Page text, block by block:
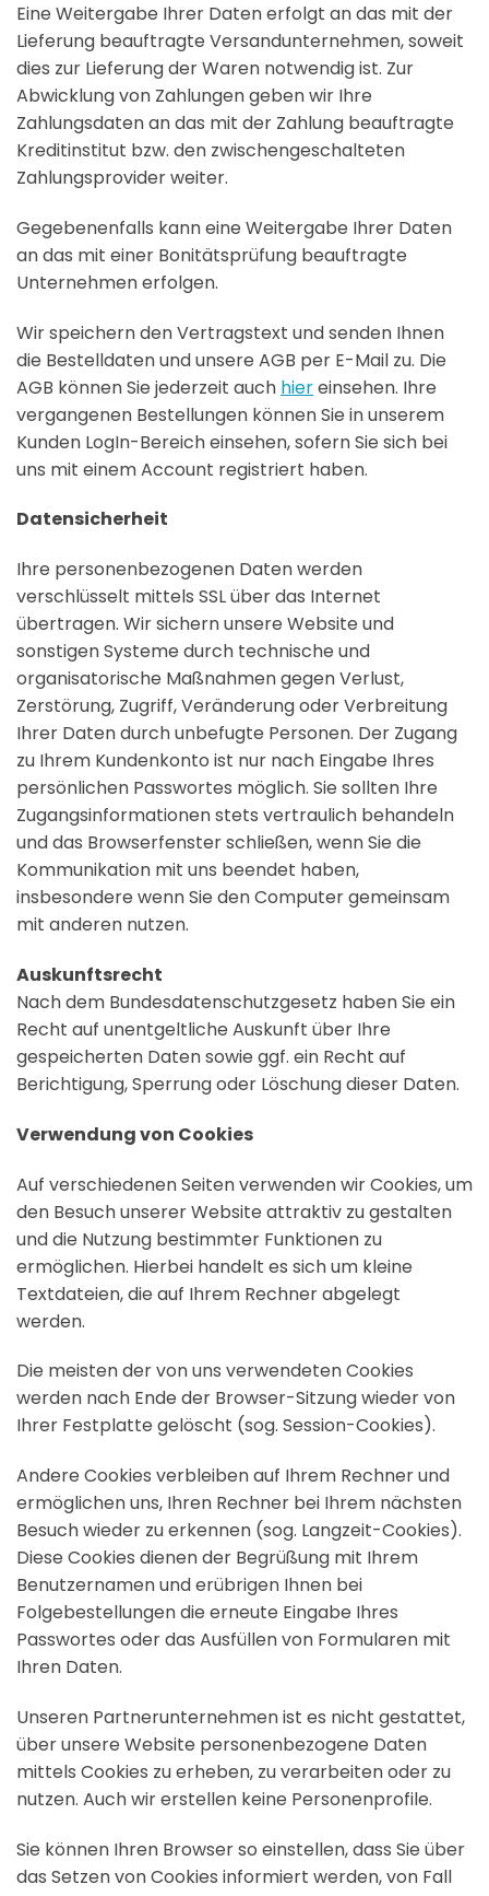
Eine Weitergabe Ihrer Daten erfolgt an das mit der
Lieferung beauftragte Versandunternehmen, soweit
dies zur Lieferung der Waren notwendig ist. Zur
Abwicklung von Zahlungen geben wir Ihre
Zahlungsdaten an das mit der Zahlung beauftragte
Kreditinstitut bzw. den zwischengeschalteten
Zahlungsprovider weiter.
Gegebenenfalls kann eine Weitergabe Ihrer Daten
an das mit einer Bonitätsprüfung beauftragte
Unternehmen erfolgen.
Wir speichern den Vertragstext und senden Ihnen
die Bestelldaten und unsere AGB per E-Mail zu. Die
AGB können Sie jederzeit auch hiereinsehen. Ihre
vergangenen Bestellungen können Sie in unserem
Kunden LogIn-Bereich einsehen, sofern Sie sich bei
uns mit einem Account registriert haben.
Datensicherheit
Ihre personenbezogenen Daten werden
verschlüsselt mittels SSL über das Internet
übertragen. Wir sichern unsere Website und
sonstigen Systeme durch technische und
organisatorische Maßnahmen gegen Verlust,
Zerstörung, Zugriff, Veränderung oder Verbreitung
Ihrer Daten durch unbefugte Personen. Der Zugang
zu Ihrem Kundenkonto ist nur nach Eingabe Ihres
persönlichen Passwortes möglich. Sie sollten Ihre
Zugangsinformationen stets vertraulich behandeln
und das Browserfenster schließen, wenn Sie die
Kommunikation mit uns beendet haben,
insbesondere wenn Sie den Computer gemeinsam
mit anderen nutzen.
Auskunftsrecht
Nach dem Bundesdatenschutzgesetz haben Sie ein
Recht auf unentgeltliche Auskunft über Ihre
gespeicherten Daten sowie ggf. ein Recht auf
Berichtigung, Sperrung oder Löschung dieser Daten.
Verwendung von Cookies
Auf verschiedenen Seiten verwenden wir Cookies, um
den Besuch unserer Website attraktiv zu gestalten
und die Nutzung bestimmter Funktionen zu
ermöglichen. Hierbei handelt es sich um kleine
Textdateien, die auf Ihrem Rechner abgelegt
werden.
Die meisten der von uns verwendeten Cookies
werden nach Ende der Browser-Sitzung wieder von
Ihrer Festplatte gelöscht (sog. Session-Cookies).
Andere Cookies verbleiben auf Ihrem Rechner und
ermöglichen uns, Ihren Rechner bei Ihrem nächsten
Besuch wieder zu erkennen (sog. Langzeit-Cookies).
Diese Cookies dienen der Begrüßung mit Ihrem
Benutzernamen und erübrigen Ihnen bei
Folgebestellungen die erneute Eingabe Ihres
Passwortes oder das Ausfüllen von Formularen mit
Ihren Daten.
Unseren Partnerunternehmen ist es nicht gestattet,
über unsere Website personenbezogene Daten
mittels Cookies zu erheben, zu verarbeiten oder zu
nutzen. Auch wir erstellen keine Personenprofile.
Sie können Ihren Browser so einstellen, dass Sie über
das Setzen von Cookies informiert werden, von Fall